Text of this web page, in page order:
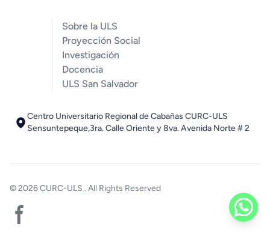
Sobre la ULS
Proyección Social
Investigación
Docencia
ULS San Salvador
Centro Universitario Regional de Cabañas CURC-ULS
Sensuntepeque,3ra. Calle Oriente y 8va. Avenida Norte # 2
© 2026CURC-ULS . All Rights Reserved